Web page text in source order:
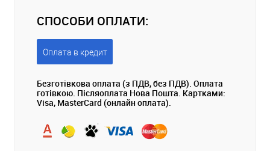
СПОСОБИ ОПЛАТИ:
Оплата в кредит
Безготівкова оплата (з ПДВ, без ПДВ). Оплата
готівкою. Післяоплата Нова Пошта. Картками:
Visa, MasterCard (онлайн оплата).